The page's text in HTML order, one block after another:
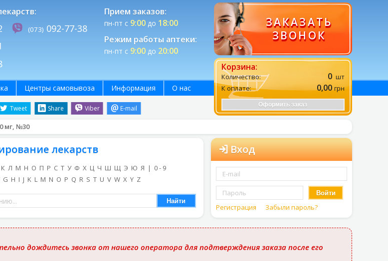
(073) 092-77-38
Прием заказов:
пн-пт с 9:00до 18:00
Режим работы аптеки:
пн-пт с 9:00до 20:00
ЗАКАЗАТЬ
ЗВОНОК
Корзина:
Количество: 0 шт
К оплате:
0,00 грн
Оформить заказ
Tweet Share Viber E-mail
Центры самовывоза Информация О нас
мг, №30
лекарств
К Л М Н О П Р С Т У Ф Х Ц Ч Ш Щ Э Ю Я | 0 - 9
G H I J K L M N O P Q R S T U V W X Y Z
Найти
Вход
Войти
Регистрация Забыли пароль?
дождитесь звонка от нашего оператора для подтверждения заказа после его